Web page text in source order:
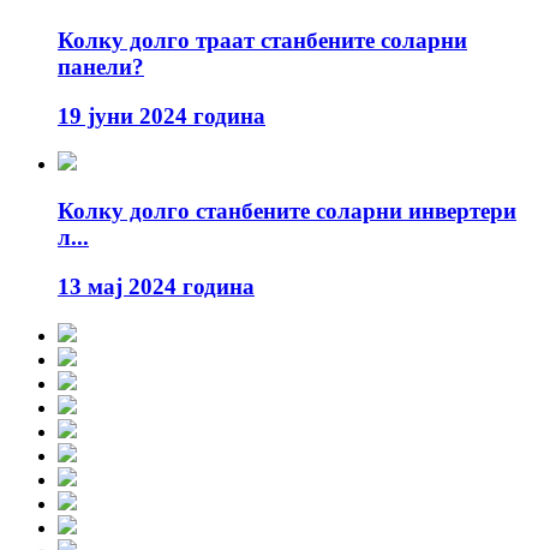
Колку долго траат станбените соларни
панели?
19 јуни 2024 година
Колку долго станбените соларни инвертери
л...
13 мај 2024 година